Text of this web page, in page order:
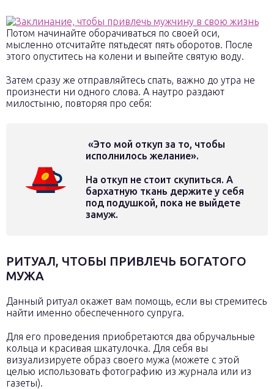
Потом начинайте оборачиваться по своей оси,
мысленно отсчитайте пятьдесят пять оборотов. После
этого опуститесь на колени и выпейте святую воду.
Затем сразу же отправляйтесь спать, важно до утра не
произнести ни одного слова. А наутро раздают
милостыню, повторяя про себя:
«Это мой откуп за то, чтобы
исполнилось желание».
На откуп не стоит скупиться. А
бархатную ткань держите у себя
под подушкой, пока не выйдете
замуж.
РИТУАЛ, ЧТОБЫ ПРИВЛЕЧЬ БОГАТОГО
МУЖА
Данный ритуал окажет вам помощь, если вы стремитесь
найти именно обеспеченного супруга.
Для его проведения приобретаются два обручальные
кольца и красивая шкатулочка. Для себя вы
визуализируете образ своего мужа (можете с этой
целью использовать фотографию из журнала или из
газеты).